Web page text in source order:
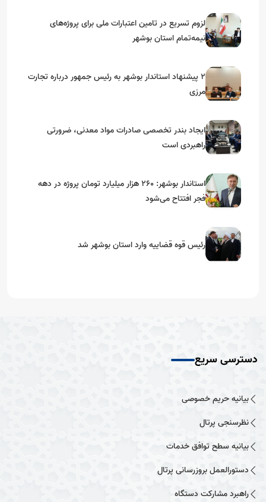
لزوم تسریع در تامین اعتبارات ملی برای پروژه‌های
نیمه‌تمام استان بوشهر
۲ پیشنهاد استاندار بوشهر به رئیس جمهور درباره تجارت
مرزی
ایجاد بندر تخصصی صادرات مواد معدنی، ضرورتی
راهبردی است
استاندار بوشهر: ۲۶۰ هزار میلیارد تومان پروژه در دهه
فجر افتتاح می‌شود
رئیس قوه قضاییه وارد استان بوشهر شد
دسترسی سریع
بیانیه حریم خصوصی
نظرسنجی پرتال
بیانیه سطح توافق خدمات
دستورالعمل بروزرسانی پرتال
راهبرد مشارکت دستگاه